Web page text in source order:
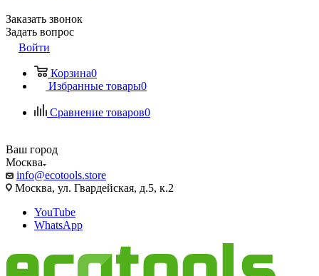
Заказать звонок
Задать вопрос
Войти
Корзина0
Избранные товары0
Сравнение товаров0
Ваш город
Москва
info@ecotools.store
Москва, ул. Гвардейская, д.5, к.2
YouTube
WhatsApp